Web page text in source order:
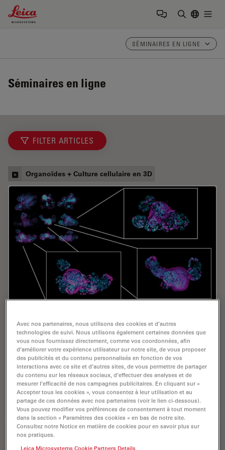
Leica Microsystems Logo
SÉMINAIRES EN LIGNE
Séminaires en ligne
FILTER ARTICLES
Organoïdes + Culture cellulaire en 3D
Content to Light Sheet
Learn multiscale organoid imaging: fixed high content
phenotyping, gentle dual view light sheet, and
reproducible pipelines that turn 3D data into insights.
Jun 01, 2026 Webinaire Organoïdes + Culture cellulaire en 3D
Avec nos partenaires, nous utilisons des cookies et d’autres
technologies de suivi. Nous utilisons également certaines données que
vous nous fournissez directement, comme vos coordonnées, afin
d’améliorer votre expérience utilisateur sur notre site, de vous proposer
des publicités et du contenu personnalisés en fonction de vos
interactions avec ce site et d’autres sites, de vous permettre de partager
du contenu sur les réseaux sociaux, d’effectuer des analyses et de
mesurer l’efficacité de nos campagnes publicitaires. En cliquant sur «
Accepter tous les cookies », vous consentez à leur utilisation et au
partage de ces données avec nos partenaires (voir le lien ci-dessous).
Vous pouvez modifier vos préférences de consentement à tout moment
dans la section « Paramètres des cookies » en bas de notre site.
Consultez notre Notice en matière de cookies pour en savoir plus sur
nos pratiques.
Leica Microsystems Cookie Partners Details